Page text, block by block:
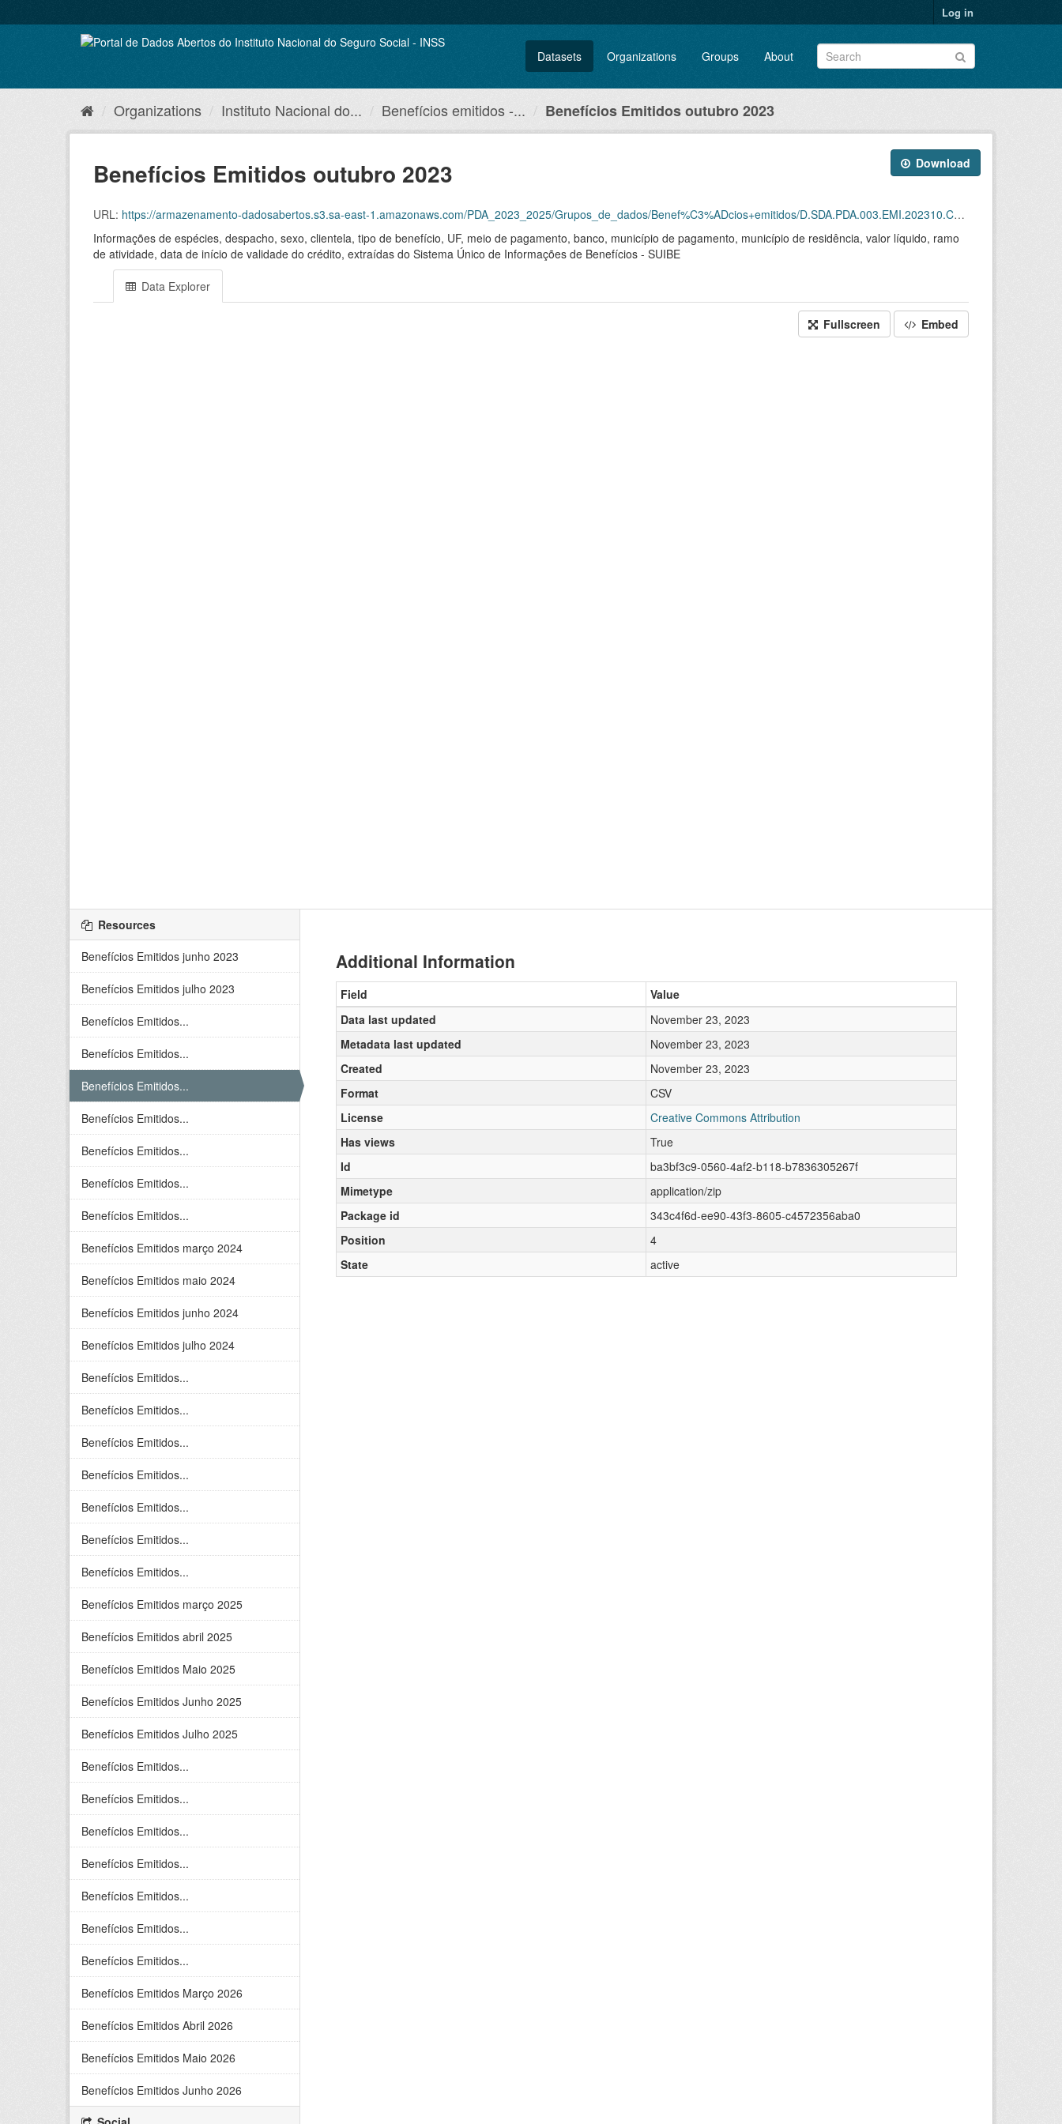
to
Log in
Datasets Organizations Groups About
Organizations Instituto Nacional do... Benefícios emitidos -... Benefícios Emitidos outubro 2023
Download
Benefícios Emitidos outubro 2023
URL: https://armazenamento-dadosabertos.s3.sa-east-1.amazonaws.com/PDA_2023_2025/Grupos_de_dados/Benef%C3%ADcios+emitidos/D.SDA.PDA.003.EMI.202310.CSV.ZIP
Informações de espécies, despacho, sexo, clientela, tipo de benefício, UF, meio de pagamento, banco, município de pagamento, município de residência, valor líquido, ramo
de atividade, data de início de validade do crédito, extraídas do Sistema Único de Informações de Benefícios - SUIBE
Data Explorer
Fullscreen Embed
Resources
Benefícios Emitidos junho 2023
Benefícios Emitidos julho 2023
Benefícios Emitidos...
Benefícios Emitidos...
Benefícios Emitidos...
Benefícios Emitidos...
Benefícios Emitidos...
Benefícios Emitidos...
Benefícios Emitidos...
Benefícios Emitidos março 2024
Benefícios Emitidos maio 2024
Benefícios Emitidos junho 2024
Benefícios Emitidos julho 2024
Benefícios Emitidos...
Benefícios Emitidos...
Benefícios Emitidos...
Benefícios Emitidos...
Benefícios Emitidos...
Benefícios Emitidos...
Benefícios Emitidos...
Benefícios Emitidos março 2025
Benefícios Emitidos abril 2025
Benefícios Emitidos Maio 2025
Benefícios Emitidos Junho 2025
Benefícios Emitidos Julho 2025
Benefícios Emitidos...
Benefícios Emitidos...
Benefícios Emitidos...
Benefícios Emitidos...
Benefícios Emitidos...
Benefícios Emitidos...
Benefícios Emitidos...
Benefícios Emitidos Março 2026
Benefícios Emitidos Abril 2026
Benefícios Emitidos Maio 2026
Benefícios Emitidos Junho 2026
Additional Information
Field
Value
Data last updated
November 23, 2023
Metadata last updated
November 23, 2023
Created
November 23, 2023
Format
CSV
License
Creative Commons Attribution
Has views
True
Id
ba3bf3c9-0560-4af2-b118-b7836305267f
Mimetype
application/zip
Package id
343c4f6d-ee90-43f3-8605-c4572356aba0
Position
4
State
active